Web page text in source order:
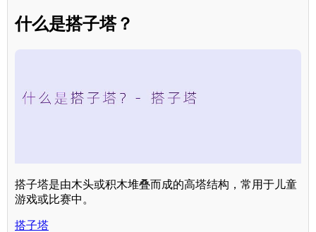
什么是搭子塔？
搭子塔是由木头或积木堆叠而成的高塔结构，常用于儿童
游戏或比赛中。
搭子塔